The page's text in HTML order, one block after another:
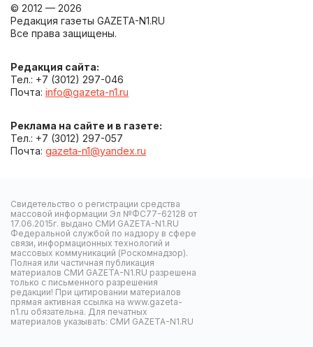
© 2012 — 2026
Редакция газеты GAZETA-N1.RU
Все права защищены.
Редакция сайта:
Тел.: +7 (3012) 297-046
Почта: info@gazeta-n1.ru
Реклама на сайте и в газете:
Тел.: +7 (3012) 297-057
Почта: gazeta-n1@yandex.ru
Свидетельство о регистрации средства
массовой информации Эл №ФС77-62128 от
17.06.2015г. выдано СМИ GAZETA-N1.RU
Федеральной службой по надзору в сфере
связи, информационных технологий и
массовых коммуникаций (Роскомнадзор).
Полная или частичная публикация
материалов СМИ GAZETA-N1.RU разрешена
только с письменного разрешения
редакции! При цитировании материалов
прямая активная ссылка на www.gazeta-
n1.ru обязательна. Для печатных
материалов указывать: СМИ GAZETA-N1.RU